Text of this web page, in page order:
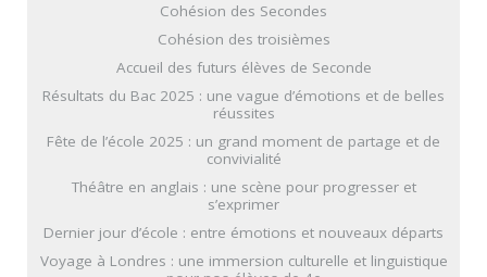
Cohésion des Secondes
Cohésion des troisièmes
Accueil des futurs élèves de Seconde
Résultats du Bac 2025 : une vague d’émotions et de belles
réussites
Fête de l’école 2025 : un grand moment de partage et de
convivialité
Théâtre en anglais : une scène pour progresser et
s’exprimer
Dernier jour d’école : entre émotions et nouveaux départs
Voyage à Londres : une immersion culturelle et linguistique